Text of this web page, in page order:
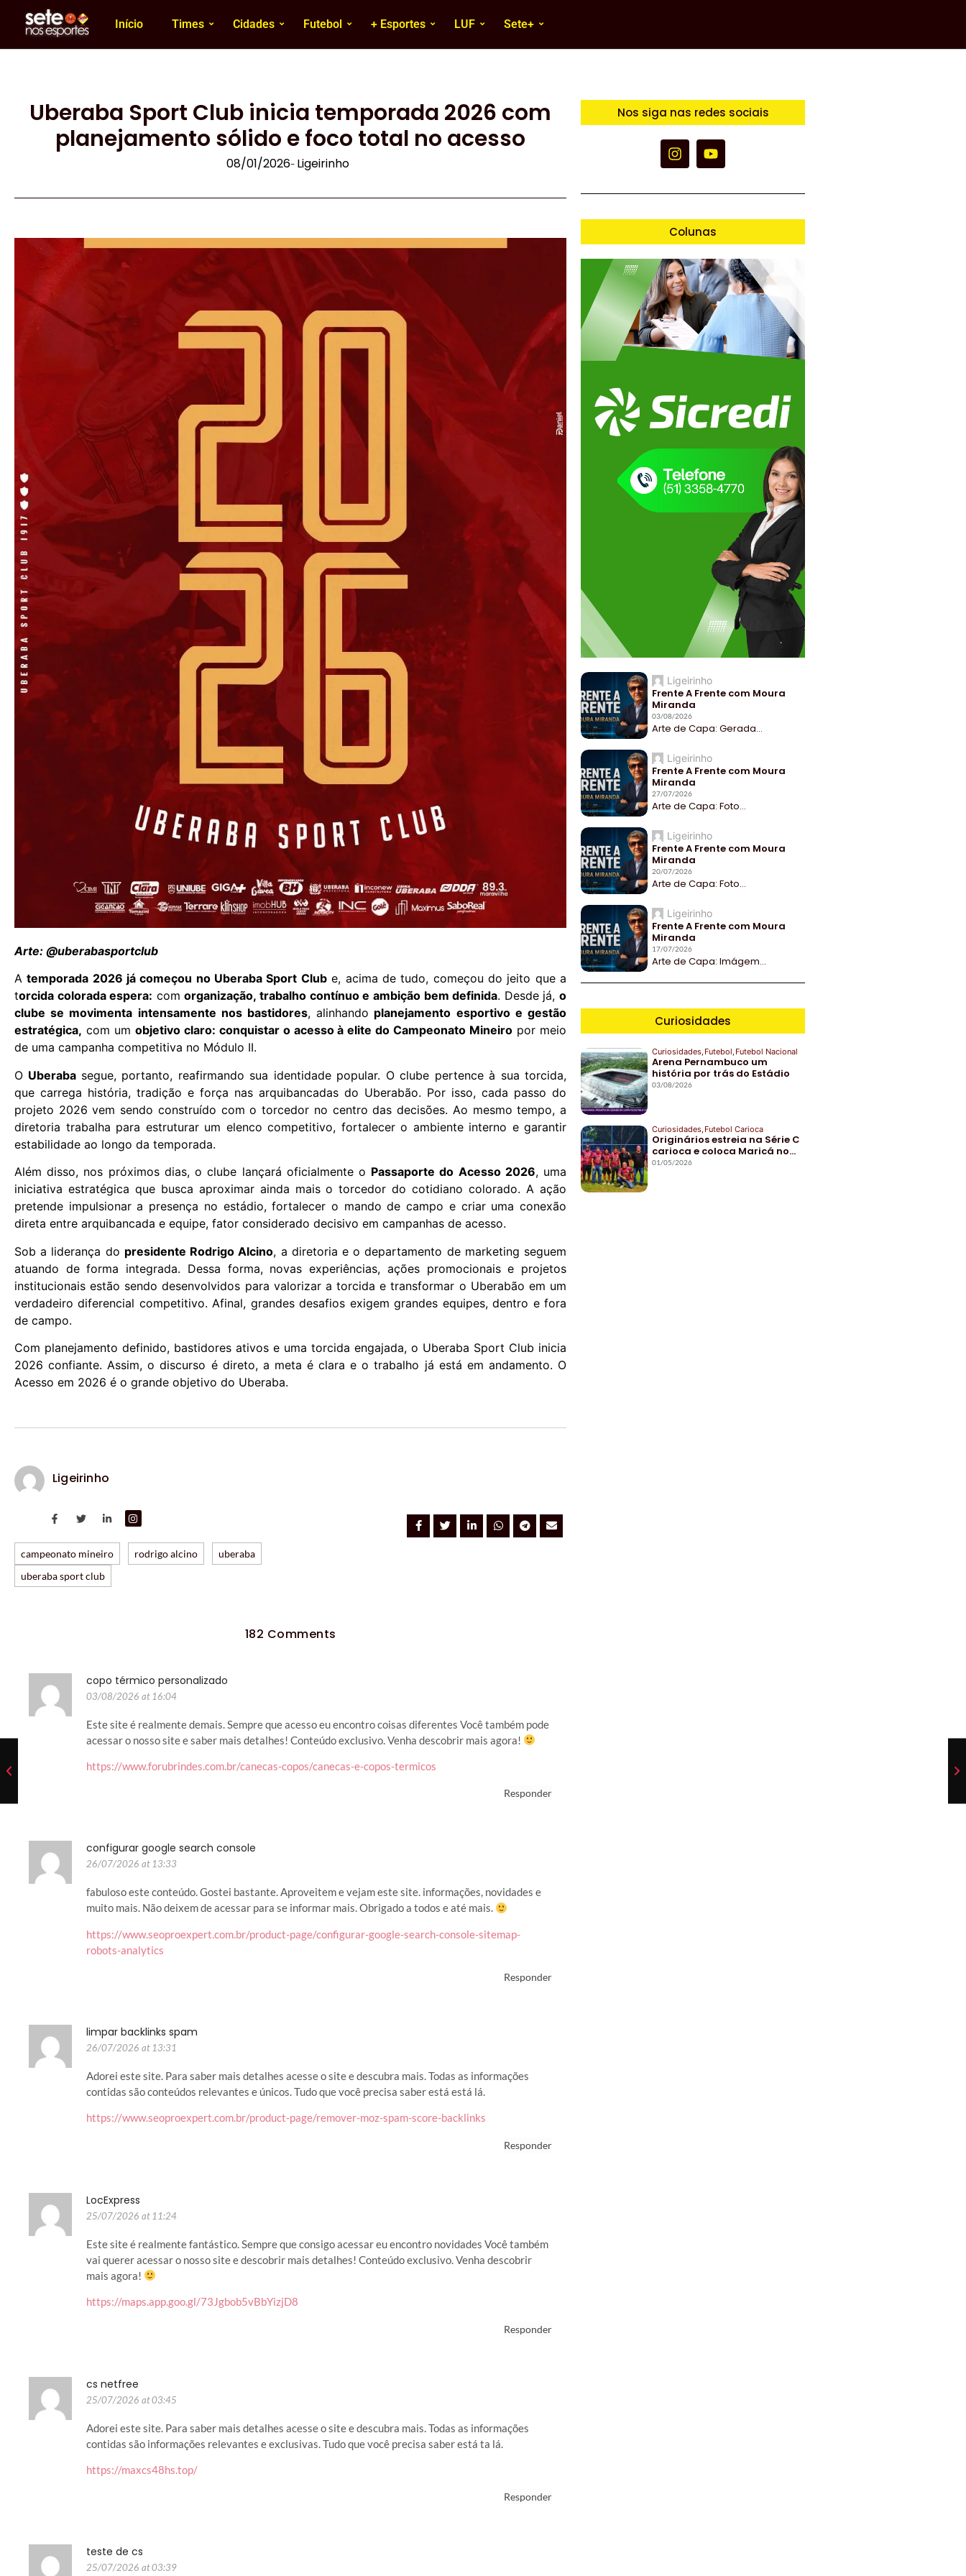
Início Times Cidades Futebol + Esportes LUF Sete+
Uberaba Sport Club inicia temporada 2026 com
planejamento sólido e foco total no acesso
08/01/2026- Ligeirinho
Arte: @uberabasportclub
Atemporada 2026 já começou no Uberaba Sport Clube, acima de tudo, começou do jeito que a
torcida colorada espera: comorganização, trabalho contínuo e ambição bem definida. Desde já,o
clube se movimenta intensamente nos bastidores, alinhando planejamento esportivo e gestão
estratégica, com um objetivo claro: conquistar o acesso à elite do Campeonato Mineiro por meio
de uma campanha competitiva no Módulo II.
O Uberaba segue, portanto, reafirmando sua identidade popular. O clube pertence à sua torcida,
que carrega história, tradição e força nas arquibancadas do Uberabão. Por isso, cada passo do
projeto 2026 vem sendo construído com o torcedor no centro das decisões. Ao mesmo tempo, a
diretoria trabalha para estruturar um elenco competitivo, fortalecer o ambiente interno e garantir
estabilidade ao longo da temporada.
Além disso, nos próximos dias, o clube lançará oficialmente o Passaporte do Acesso 2026, uma
iniciativa estratégica que busca aproximar ainda mais o torcedor do cotidiano colorado. A ação
pretende impulsionar a presença no estádio, fortalecer o mando de campo e criar uma conexão
direta entre arquibancada e equipe, fator considerado decisivo em campanhas de acesso.
Sob a liderança do presidente Rodrigo Alcino, a diretoria e o departamento de marketing seguem
atuando de forma integrada. Dessa forma, novas experiências, ações promocionais e projetos
institucionais estão sendo desenvolvidos para valorizar a torcida e transformar o Uberabão em um
verdadeiro diferencial competitivo. Afinal, grandes desafios exigem grandes equipes, dentro e fora
de campo.
Com planejamento definido, bastidores ativos e uma torcida engajada, o Uberaba Sport Club inicia
2026 confiante. Assim, o discurso é direto, a meta é clara e o trabalho já está em andamento. O
Acesso em 2026 é o grande objetivo do Uberaba.
Ligeirinho
campeonato mineiro rodrigo alcino
uberaba
uberaba sport club
182 Comments
copo térmico personalizado
03/08/2026 at 16:04
Este site é realmente demais. Sempre que acesso eu encontro coisas diferentes Você também pode
acessar o nosso site e saber mais detalhes! Conteúdo exclusivo. Venha descobrir mais agora!
https://www.forubrindes.com.br/canecas-copos/canecas-e-copos-termicos
Responder
configurar google search console
26/07/2026 at 13:33
fabuloso este conteúdo. Gostei bastante. Aproveitem e vejam este site. informações, novidades e
muito mais. Não deixem de acessar para se informar mais. Obrigado a todos e até mais.
https://www.seoproexpert.com.br/product-page/configurar-google-search-console-sitemap-
robots-analytics
Responder
limpar backlinks spam
26/07/2026 at 13:31
Adorei este site. Para saber mais detalhes acesse o site e descubra mais. Todas as informações
contidas são conteúdos relevantes e únicos. Tudo que você precisa saber está está lá.
https://www.seoproexpert.com.br/product-page/remover-moz-spam-score-backlinks
Responder
LocExpress
25/07/2026 at 11:24
Este site é realmente fantástico. Sempre que consigo acessar eu encontro novidades Você também
vai querer acessar o nosso site e descobrir mais detalhes! Conteúdo exclusivo. Venha descobrir
mais agora!
https://maps.app.goo.gl/73Jgbob5vBbYizjD8
Responder
cs netfree
25/07/2026 at 03:45
Adorei este site. Para saber mais detalhes acesse o site e descubra mais. Todas as informações
contidas são informações relevantes e exclusivas. Tudo que você precisa saber está ta lá.
https://maxcs48hs.top/
Responder
teste de cs
25/07/2026 at 03:39
Nos siga nas redes sociais
Colunas
Ligeirinho
Frente A Frente com Moura
Miranda
03/08/2026
Arte de Capa: Gerada...
Ligeirinho
Frente A Frente com Moura
Miranda
27/07/2026
Arte de Capa: Foto...
Ligeirinho
Frente A Frente com Moura
Miranda
20/07/2026
Arte de Capa: Foto...
Ligeirinho
Frente A Frente com Moura
Miranda
17/07/2026
Arte de Capa: Imágem...
Curiosidades
Curiosidades Futebol Futebol Nacional
Arena Pernambuco um
história por trás do Estádio
03/08/2026
Curiosidades Futebol Carioca
Originários estreia na Série C
carioca e coloca Maricá no…
01/05/2026